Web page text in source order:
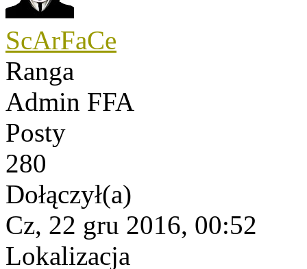
ScArFaCe
Ranga
Admin FFA
Posty
280
Dołączył(a)
Cz, 22 gru 2016, 00:52
Lokalizacja